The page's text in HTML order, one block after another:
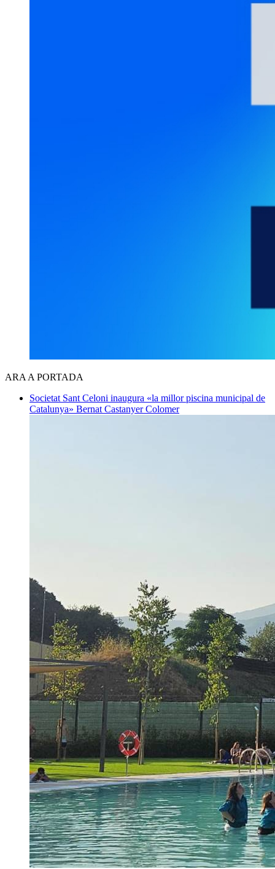
ARA A PORTADA
Societat Sant Celoni inaugura «la millor piscina municipal de
Catalunya» Bernat Castanyer Colomer